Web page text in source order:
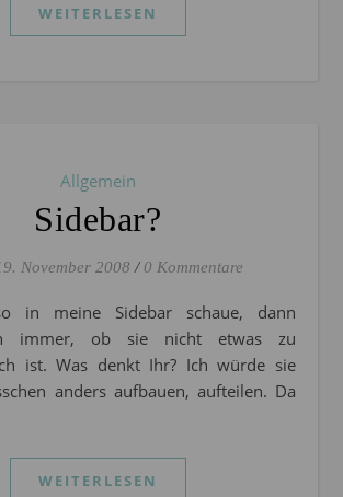
WEITERLESEN
Allgemein
Sidebar?
November 2008 / 0 Kommentare
immer, ob sie nicht etwas zu
ist. Was denkt Ihr? Ich würde sie
anders aufbauen, aufteilen. Da
WEITERLESEN